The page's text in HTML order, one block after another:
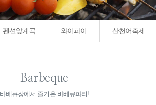
펜션앞계곡 와이파이 산천어축제
Barbeque
바베큐장에서 즐거운 바베큐파티!